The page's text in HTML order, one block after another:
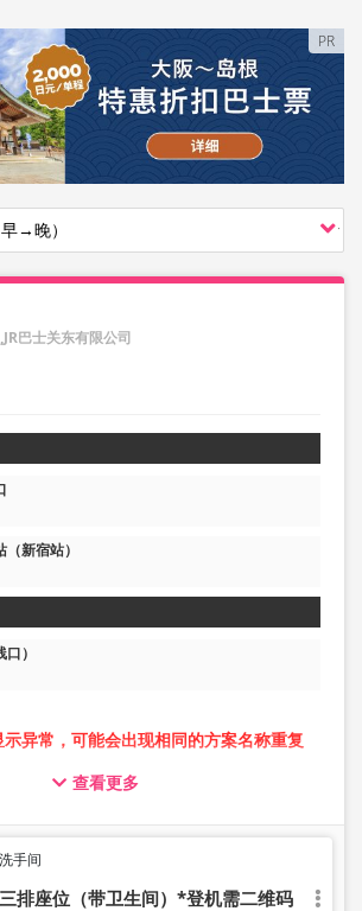
PR
巴士关东有限公司
新宿站）
）
异常，可能会出现相同的方案名称重复
操作过程中可能会发生错误。
查看更多
手间
排座位（带卫生间）*登机需二维码